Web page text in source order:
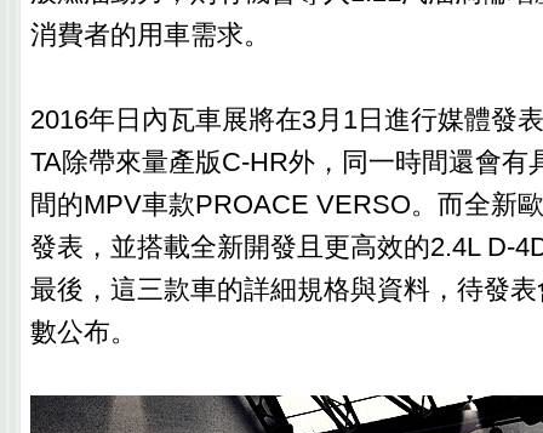
消費者的用車需求。
2016年日內瓦車展將在3月1日進行媒體發
TA除帶來量產版C-HR外，同一時間還會有
間的MPV車款PROACE VERSO。而全新
發表，並搭載全新開發且更高效的2.4L D-
最後，這三款車的詳細規格與資料，待發
數公布。